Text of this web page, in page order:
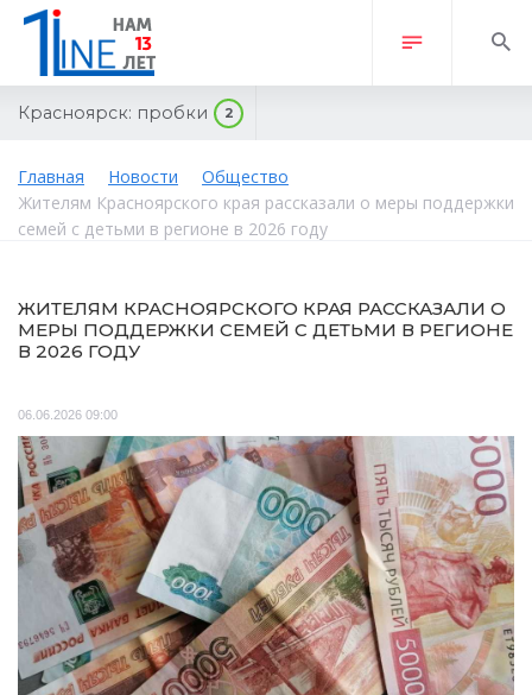
Красноярск: пробки 2
Главная Новости
Общество
Жителям Красноярского края рассказали о меры поддержки
семей с детьми в регионе в 2026 году
ЖИТЕЛЯМ КРАСНОЯРСКОГО КРАЯ РАССКАЗАЛИ О
МЕРЫ ПОДДЕРЖКИ СЕМЕЙ С ДЕТЬМИ В РЕГИОНЕ
В 2026 ГОДУ
06.06.2026 09:00